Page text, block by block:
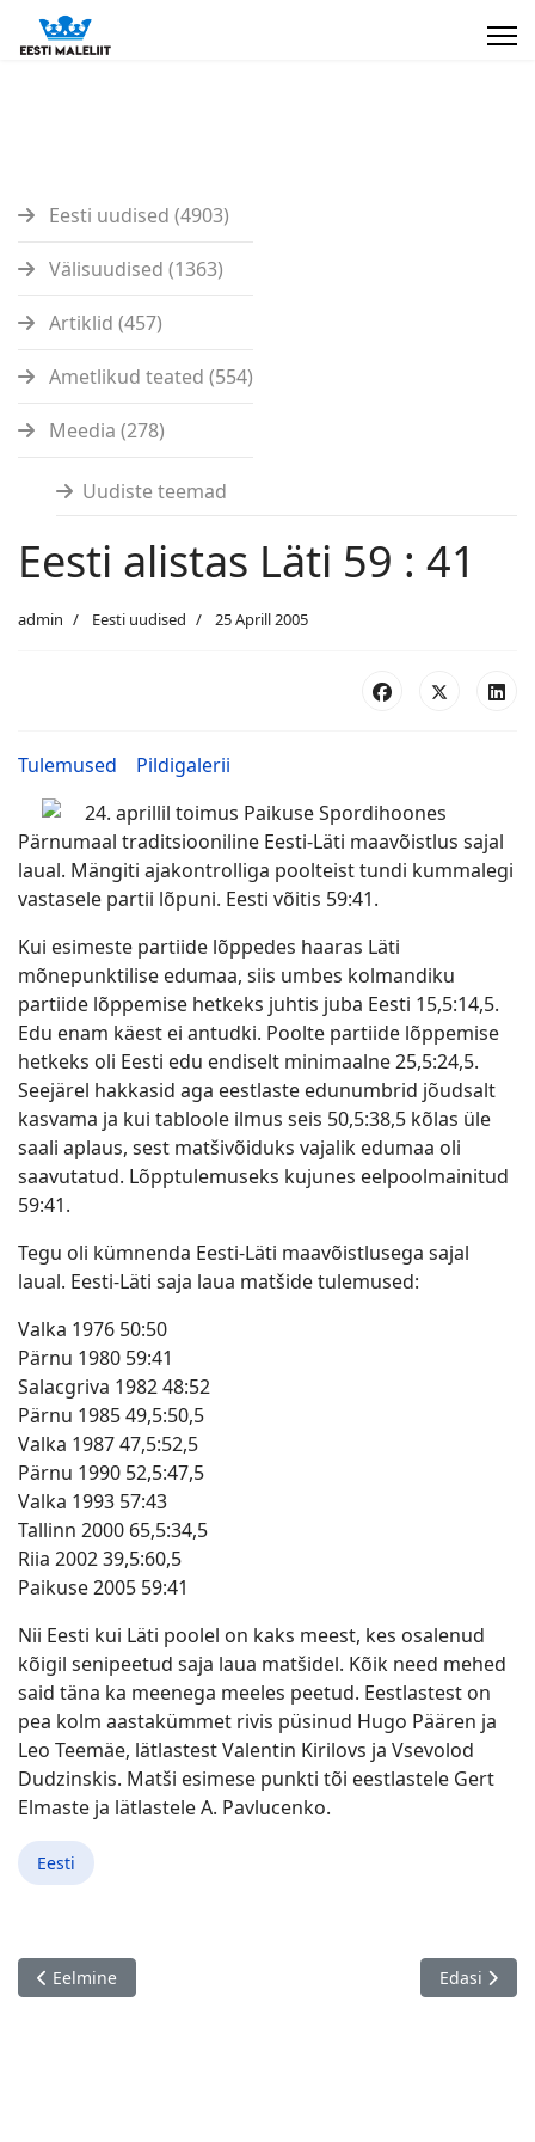
Eesti uudised (4903)
Välisuudised (1363)
Artiklid (457)
Ametlikud teated (554)
Meedia (278)
Uudiste teemad
Eesti alistas Läti 59 : 41
admin Eesti uudised 25 Aprill 2005
Tulemused
Pildigalerii
24. aprillil toimus Paikuse Spordihoones
Pärnumaal traditsiooniline Eesti-Läti maavõistlus sajal
laual. Mängiti ajakontrolliga poolteist tundi kummalegi
vastasele partii lõpuni. Eesti võitis 59:41.
Kui esimeste partiide lõppedes haaras Läti
mõnepunktilise edumaa, siis umbes kolmandiku
partiide lõppemise hetkeks juhtis juba Eesti 15,5:14,5.
Edu enam käest ei antudki. Poolte partiide lõppemise
hetkeks oli Eesti edu endiselt minimaalne 25,5:24,5.
Seejärel hakkasid aga eestlaste edunumbrid jõudsalt
kasvama ja kui tabloole ilmus seis 50,5:38,5 kõlas üle
saali aplaus, sest matšivõiduks vajalik edumaa oli
saavutatud. Lõpptulemuseks kujunes eelpoolmainitud
59:41.
Tegu oli kümnenda Eesti-Läti maavõistlusega sajal
laual. Eesti-Läti saja laua matšide tulemused:
Valka 1976 50:50
Pärnu 1980 59:41
Salacgriva 1982 48:52
Pärnu 1985 49,5:50,5
Valka 1987 47,5:52,5
Pärnu 1990 52,5:47,5
Valka 1993 57:43
Tallinn 2000 65,5:34,5
Riia 2002 39,5:60,5
Paikuse 2005 59:41
Nii Eesti kui Läti poolel on kaks meest, kes osalenud
kõigil senipeetud saja laua matšidel. Kõik need mehed
said täna ka meenega meeles peetud. Eestlastest on
pea kolm aastakümmet rivis püsinud Hugo Päären ja
Leo Teemäe, lätlastest Valentin Kirilovs ja Vsevolod
Dudzinskis. Matši esimese punkti tõi eestlastele Gert
Elmaste ja lätlastele A. Pavlucenko.
Eesti
Eelmine artikkel: Estonia won Latvia 59 : 41
Eelmine Järgmine
Edasi